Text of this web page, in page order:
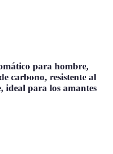
para hombre,
carbono, resistente al
ideal para los amantes